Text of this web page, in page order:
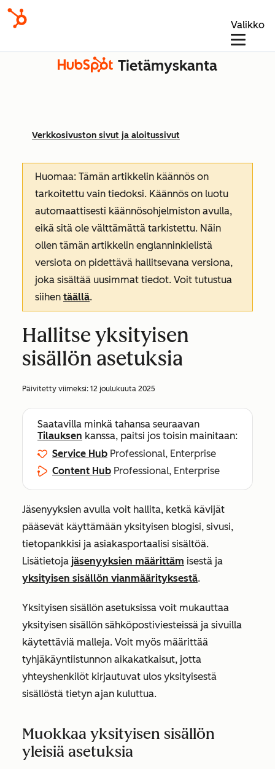
Valikko
Tietämyskanta
Verkkosivuston sivut ja aloitussivut
Huomaa: Tämän artikkelin käännös on
tarkoitettu vain tiedoksi. Käännös on luotu
automaattisesti käännösohjelmiston avulla,
eikä sitä ole välttämättä tarkistettu. Näin
ollen tämän artikkelin englanninkielistä
versiota on pidettävä hallitsevana versiona,
joka sisältää uusimmat tiedot. Voit tutustua
siihen täällä.
Hallitse yksityisen
sisällön asetuksia
Päivitetty viimeksi: 12 joulukuuta 2025
Saatavilla minkä tahansa seuraavan
Tilauksen kanssa, paitsi jos toisin mainitaan:
Service Hub Professional, Enterprise
Content Hub Professional, Enterprise
Jäsenyyksien avulla voit hallita, ketkä kävijät
pääsevät käyttämään yksityisen blogisi, sivusi,
tietopankkisi ja asiakasportaalisi sisältöä.
Lisätietoja jäsenyyksien määrittäm isestä ja
yksityisen sisällön vianmäärityksestä.
Yksityisen sisällön asetuksissa voit mukauttaa
yksityisen sisällön sähköpostiviesteissä ja sivuilla
käytettäviä malleja. Voit myös määrittää
tyhjäkäyntiistunnon aikakatkaisut, jotta
yhteyshenkilöt kirjautuvat ulos yksityisestä
sisällöstä tietyn ajan kuluttua.
Muokkaa yksityisen sisällön
yleisiä asetuksia